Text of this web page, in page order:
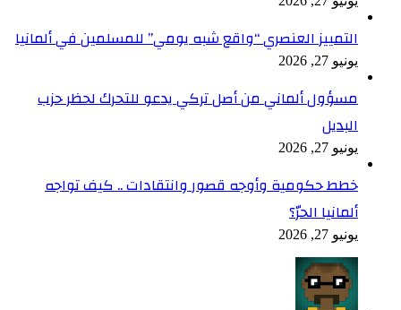
التمييز العنصري “واقع شبه يومي” للمسلمين في ألمانيا
يونيو 27, 2026
مسؤول ألماني من أصل تركي يدعو للتحرك لحظر حزب
البديل
يونيو 27, 2026
خطط حكومية وأوجه قصور وانتقادات .. كيف تواجه
ألمانيا الحرّ؟
يونيو 27, 2026